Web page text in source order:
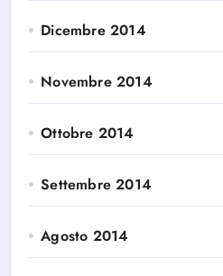
Dicembre 2014
Novembre 2014
Ottobre 2014
Settembre 2014
Agosto 2014